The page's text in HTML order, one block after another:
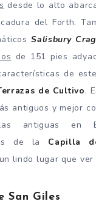
desde lo alto
del Forth.
Salisbury
de 151 pies
de
de Cultivo.
antiguos y mejor
antiguas en
de la Capilla
lindo lugar que ver
San Giles